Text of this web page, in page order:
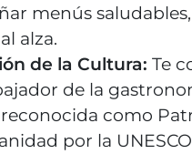
menús
alza.
de la Cultura: Te
de la
como
por la